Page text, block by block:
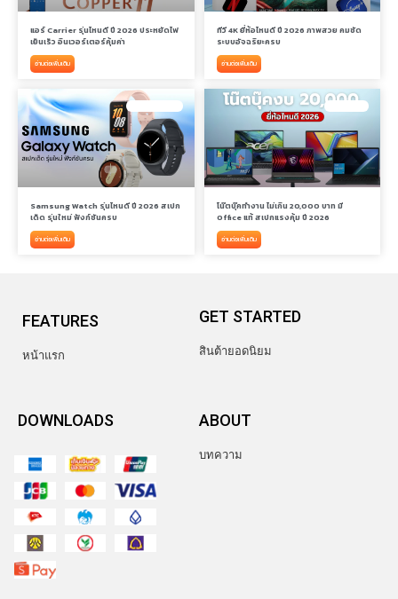
แอร์ Carrier รุ่นไหนดี ปี 2026 ประหยัดไฟ
เย็นเร็ว อินเวอร์เตอร์คุ้มค่า
อ่านต่อเพิ่มเติม
ทีวี 4K ยี่ห้อไหนดี ปี 2026 ภาพสวย คมชัด
ระบบอัจฉริยะครบ
อ่านต่อเพิ่มเติม
Samsung Watch รุ่นไหนดี ปี 2026 สเปก
เด็ด รุ่นใหม่ ฟังก์ชันครบ
อ่านต่อเพิ่มเติม
โน๊ตบุ๊คทำงาน ไม่เกิน 20,000 บาท มี
Office แท้ สเปกแรงคุ้ม ปี 2026
อ่านต่อเพิ่มเติม
FEATURES
หน้าแรก
GET STARTED
สินต้ายอดนิยม
DOWNLOADS ABOUT
บทความ